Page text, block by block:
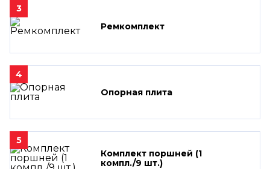
3
Ремкомплект
4
Опорная плита
5
Комплект поршней (1
компл./9 шт.)